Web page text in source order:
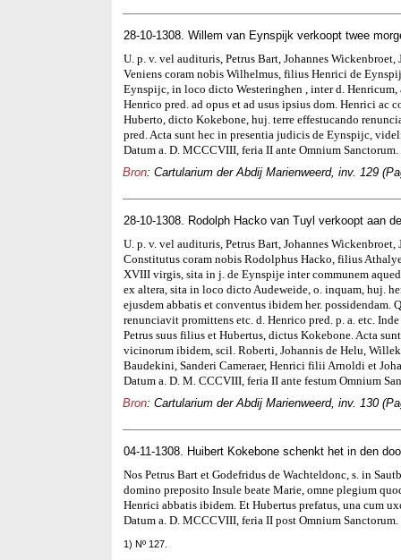
28-10-1308. Willem van Eynspijk verkoopt twee
U. p. v. vel audituris, Petrus Bart, Johannes
Veniens coram nobis Wilhelmus, filius Henrici de
Eynspijc, in loco dicto Westeringhen , inter d.
Henrico pred. ad opus et ad usus ipsius dom. Henrici ac
Huberto, dicto Kokebone, huj. terre effestucando
pred. Acta sunt hec in presentia judicis de Eynspijc,
Datum a. D. MCCCVIII, feria II ante Omnium Sanctorum.
Bron: Cartularium der Abdij Marienweerd, inv. 129
28-10-1308. Rodolph Hacko van Tuyl verkoopt aan
U. p. v. vel audituris, Petrus Bart, Johannes
Constitutus coram nobis Rodolphus Hacko, filius
XVIII virgis, sita in j. de Eynspije inter communem
ex altera, sita in loco dicto Audeweide, o. inquam, huj.
ejusdem abbatis et conventus ibidem her. possidendam.
renunciavit promittens etc. d. Henrico pred. p. a. etc.
Petrus suus filius et Hubertus, dictus Kokebone. Acta
vicinorum ibidem, scil. Roberti, Johannis de Helu,
Baudekini, Sanderi Cameraer, Henrici filii Arnoldi et
Datum a. D. M. CCCVIII, feria II ante festum Omnium
Bron: Cartularium der Abdij Marienweerd, inv. 130
04-11-1308. Huibert Kokebone schenkt het in den
Nos Petrus Bart et Godefridus de Wachteldonc, s. in
domino preposito Insule beate Marie, omne plegium
Henrici abbatis ibidem. Et Hubertus prefatus, una cum
Datum a. D. MCCCVIII, feria II post Omnium Sanctorum.
1) Nº 127.